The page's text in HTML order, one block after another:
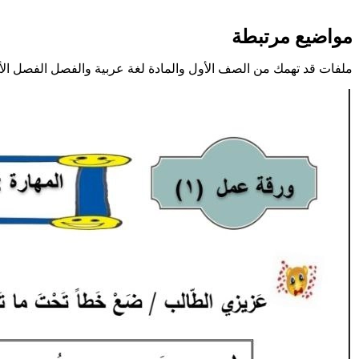
مواضيع مرتبطة
ملفات قد تهمك من الصف الأول والمادة لغة عربية والفصل الفصل